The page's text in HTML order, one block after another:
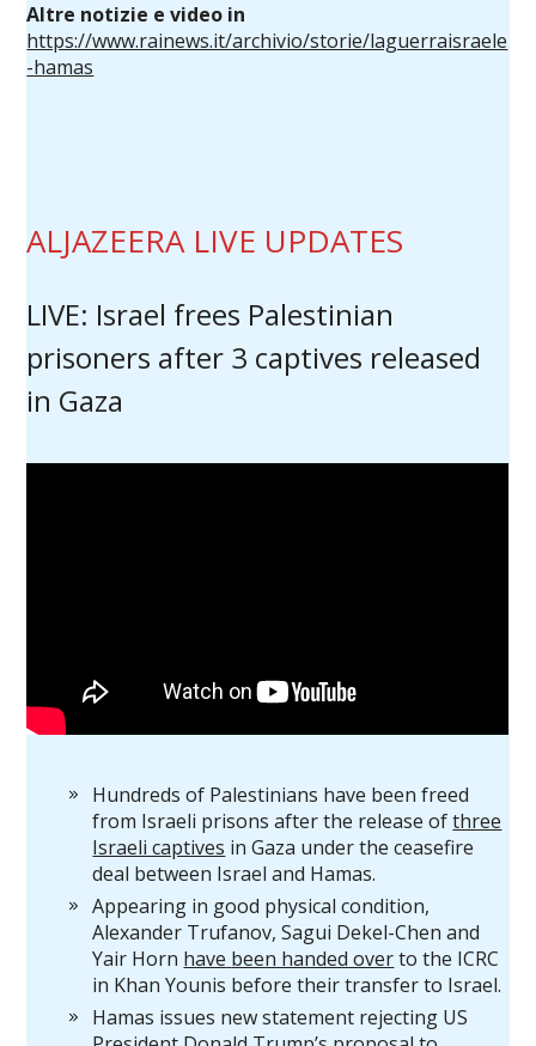
Altre notizie e video in
https://www.rainews.it/archivio/storie/laguerraisraele
-hamas
ALJAZEERA LIVE UPDATES
LIVE: Israel frees Palestinian
prisoners after 3 captives released
in Gaza
Hundreds of Palestinians have been freed
from Israeli prisons after the release ofthree
Israeli captives in Gaza under the ceasefire
deal between Israel and Hamas.
Appearing in good physical condition,
Alexander Trufanov, Sagui Dekel-Chen and
Yair Horn have been handed overto the ICRC
in Khan Younis before their transfer to Israel.
Hamas issues new statement rejecting US